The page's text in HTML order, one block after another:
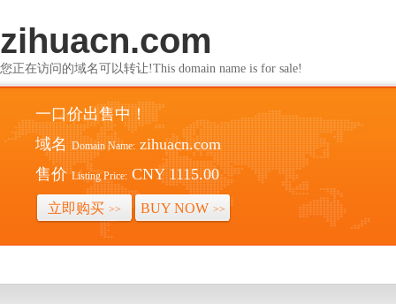
zihuacn.com
您正在访问的域名可以转让!This domain name is for sale!
一口价出售中！
域名 Domain Name: zihuacn.com
售价 Listing Price: CNY 1115.00
立即购买 >> BUY NOW >>